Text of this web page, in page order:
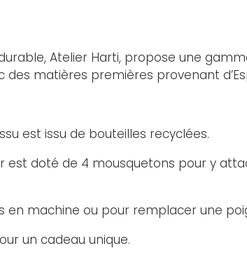
Atelier Harti, propose une
matières premières provenant
est issu de bouteilles recyclées.
est doté de 4 mousquetons pour y
en machine ou pour remplacer une
un cadeau unique.